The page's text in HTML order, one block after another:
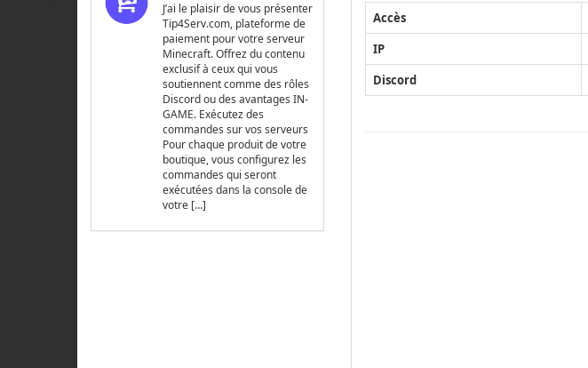
J’ai le plaisir de vous présenter
Tip4Serv.com, plateforme de
paiement pour votre serveur
Minecraft. Offrez du contenu
exclusif à ceux qui vous
soutiennent comme des rôles
Discord ou des avantages IN-
GAME. Exécutez des
commandes sur vos serveurs
Pour chaque produit de votre
boutique, vous configurez les
commandes qui seront
exécutées dans la console de
votre […]
Accès
IP
Discord